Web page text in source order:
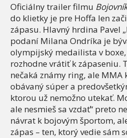
Oficiálny trailer filmu
do klietky je pre Hoffa len
zápasu. Hlavný hrdina Pavel
podaní Milana Ondríka je
olympijský medailista v
rozhodne vrátiť k zápaseniu.
nečaká známy ring, ale
obávaný súper a
ktorou už nemožno utekať.
ale nesmieš sa vzdať“ preto
návrat k bojovým športom,
zápas – ten, ktorý vedie sám